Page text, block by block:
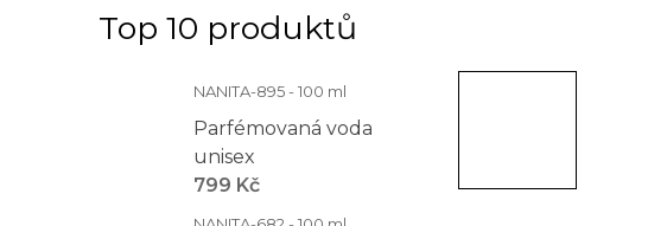
Top 10 produktů
NANITA-895 - 100 ml
Parfémovaná voda
unisex
799 Kč